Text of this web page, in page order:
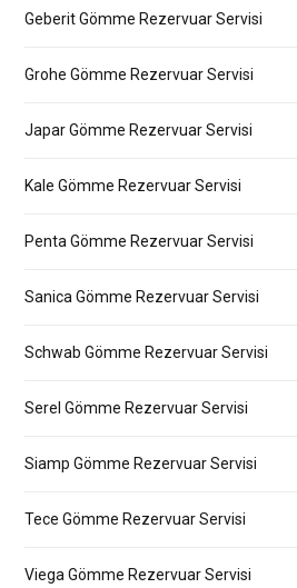
Geberit Gömme Rezervuar Servisi
Grohe Gömme Rezervuar Servisi
Japar Gömme Rezervuar Servisi
Kale Gömme Rezervuar Servisi
Penta Gömme Rezervuar Servisi
Sanica Gömme Rezervuar Servisi
Schwab Gömme Rezervuar Servisi
Serel Gömme Rezervuar Servisi
Siamp Gömme Rezervuar Servisi
Tece Gömme Rezervuar Servisi
Viega Gömme Rezervuar Servisi